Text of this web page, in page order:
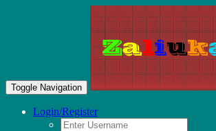
Toggle Navigation
Login/Register